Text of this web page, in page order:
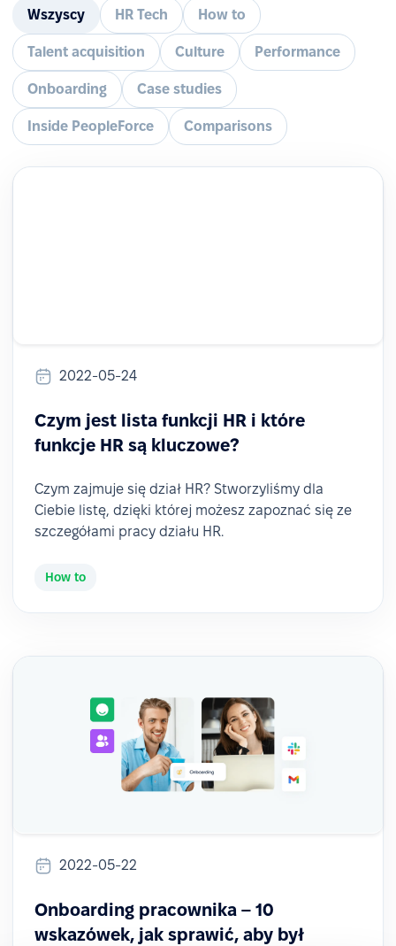
Wszyscy HR Tech How to
Talent acquisition Culture Performance
Onboarding Case studies
Inside PeopleForce Comparisons
2022-05-24
Czym jest lista funkcji HR i które
funkcje HR są kluczowe?
Czym zajmuje się dział HR? Stworzyliśmy dla
Ciebie listę, dzięki której możesz zapoznać się ze
szczegółami pracy działu HR.
How to
2022-05-22
Onboarding pracownika – 10
wskazówek, jak sprawić, aby był